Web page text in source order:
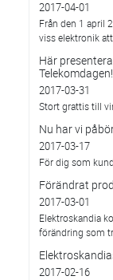
2017-04-01
Från den 1 april
viss elektronik
Här
Telekomdagen!
2017-03-31
Stort grattis till
Nu har vi
2017-03-17
För dig som
Förändrat
2017-03-01
Elektroskandia
förändring som
2017-02-16